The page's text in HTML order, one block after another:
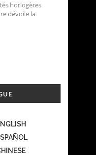
horlogères
dévoile la